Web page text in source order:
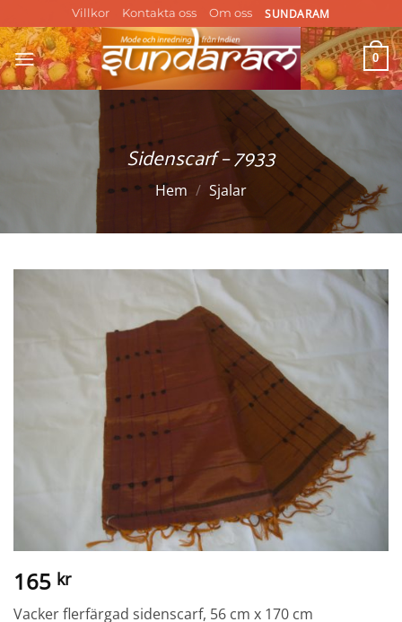
to
content
Villkor Kontakta oss Om oss SUNDARAM
0
Sidenscarf – 7933
Hem / Sjalar
165 kr
Vacker flerfärgad sidenscarf, 56 cm x 170 cm